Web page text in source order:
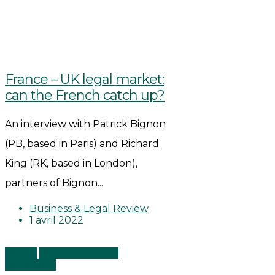
France – UK legal market:
can the French catch up?
An interview with Patrick Bignon
(PB, based in Paris) and Richard
King (RK, based in London),
partners of Bignon...
Business & Legal Review
1 avril 2022